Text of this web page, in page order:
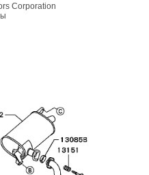
Corporation